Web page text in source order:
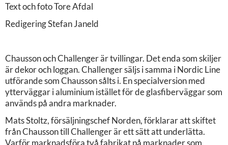
Text och foto Tore Afdal
Redigering Stefan Janeld
Chausson och Challenger är tvillingar. Det enda som skiljer
är dekor och loggan. Challenger säljs i samma i Nordic Line
utförande som Chausson sålts i. En specialversion med
ytterväggar i aluminium istället för de glasfiberväggar som
används på andra marknader.
Mats Stoltz, försäljningschef Norden, förklarar att skiftet
från Chausson till Challenger är ett sätt att underlätta.
Varför marknadsföra två fabrikat på marknader som